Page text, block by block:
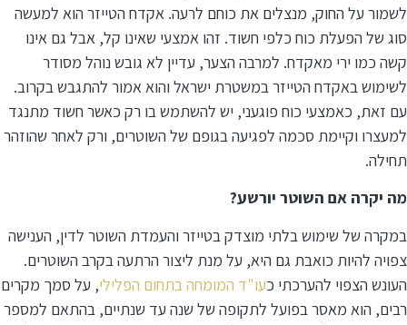
לשמור על החוק, מנצלים את כוחם לרעה. אקדח הטייזר הוא למעשה
סוג של הפעלת כוח כלפי חשוד. זהו אמצעי שאינו קל, אבל גם אינו
קשה כמו ירי מאקדח. למרבה הצער, עדיין לא גובש נוהל מסודר
לשימוש באקדח הטייזר במשטרת ישראל והוא אמור להתגבש בקרוב.
עם זאת, כאמצעי כוח פוגעני, יש להשתמש בו רק כאשר חשוד מתנגד
למעצרו וקיימת סכמה לפגיעה בגופם של השוטרים, ורק לאחר שהוזהר
תחילה.
מה יקרה אם השוטר יורשע?
במקרה של שימוש בלתי מוצדק בטייזר והעמדת השוטר לדין, הענישה
צפויה להיות כואבת גם היא, על מנת ליצור הרתעה בקרב השוטרים.
העונש הצפוי להערכתי כעו"ד המומחה בתחום הפלילי, על סמך מקרים
רבים, הוא מאסר בפועל לתקופה של שנה עד שנתיים, בהתאם למספר